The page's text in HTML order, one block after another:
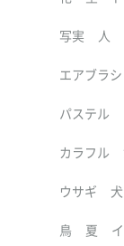
写実 人
エアブラシ
パステル
カラフル
ウサギ 犬
鳥 夏